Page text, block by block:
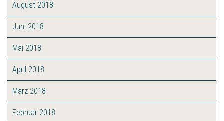
August 2018
Juni 2018
Mai 2018
April 2018
März 2018
Februar 2018